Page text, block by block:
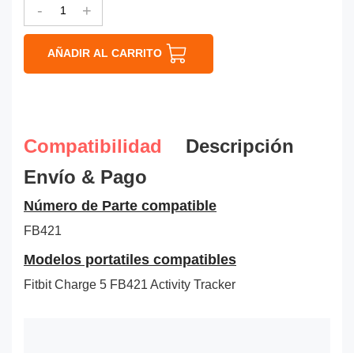
- +
AÑADIR AL CARRITO
Compatibilidad
Descripción
Envío & Pago
Número de Parte compatible
FB421
Modelos portatiles compatibles
Fitbit Charge 5 FB421 Activity Tracker